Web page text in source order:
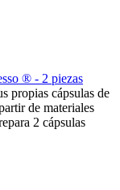
® - 2 piezas
propias cápsulas de
de materiales
2 cápsulas